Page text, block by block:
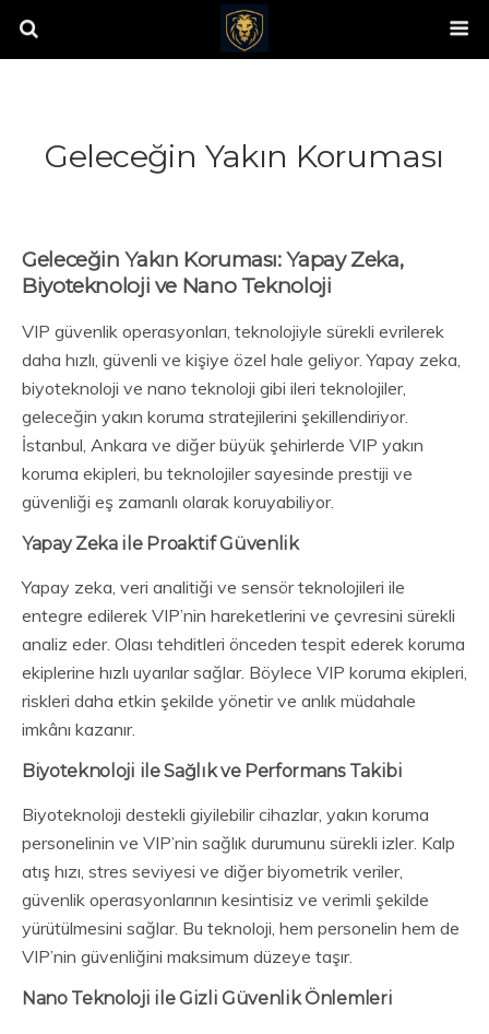
Geleceğin Yakın Koruması
Geleceğin Yakın Koruması: Yapay Zeka,
Biyoteknoloji ve Nano Teknoloji
VIP güvenlik operasyonları, teknolojiyle sürekli evrilerek
daha hızlı, güvenli ve kişiye özel hale geliyor. Yapay zeka,
biyoteknoloji ve nano teknoloji gibi ileri teknolojiler,
geleceğin yakın koruma stratejilerini şekillendiriyor.
İstanbul, Ankara ve diğer büyük şehirlerde VIP yakın
koruma ekipleri, bu teknolojiler sayesinde prestiji ve
güvenliği eş zamanlı olarak koruyabiliyor.
Yapay Zeka ile Proaktif Güvenlik
Yapay zeka, veri analitiği ve sensör teknolojileri ile
entegre edilerek VIP’nin hareketlerini ve çevresini sürekli
analiz eder. Olası tehditleri önceden tespit ederek koruma
ekiplerine hızlı uyarılar sağlar. Böylece VIP koruma ekipleri,
riskleri daha etkin şekilde yönetir ve anlık müdahale
imkânı kazanır.
Biyoteknoloji ile Sağlık ve Performans Takibi
Biyoteknoloji destekli giyilebilir cihazlar, yakın koruma
personelinin ve VIP’nin sağlık durumunu sürekli izler. Kalp
atış hızı, stres seviyesi ve diğer biyometrik veriler,
güvenlik operasyonlarının kesintisiz ve verimli şekilde
yürütülmesini sağlar. Bu teknoloji, hem personelin hem de
VIP’nin güvenliğini maksimum düzeye taşır.
Nano Teknoloji ile Gizli Güvenlik Önlemleri